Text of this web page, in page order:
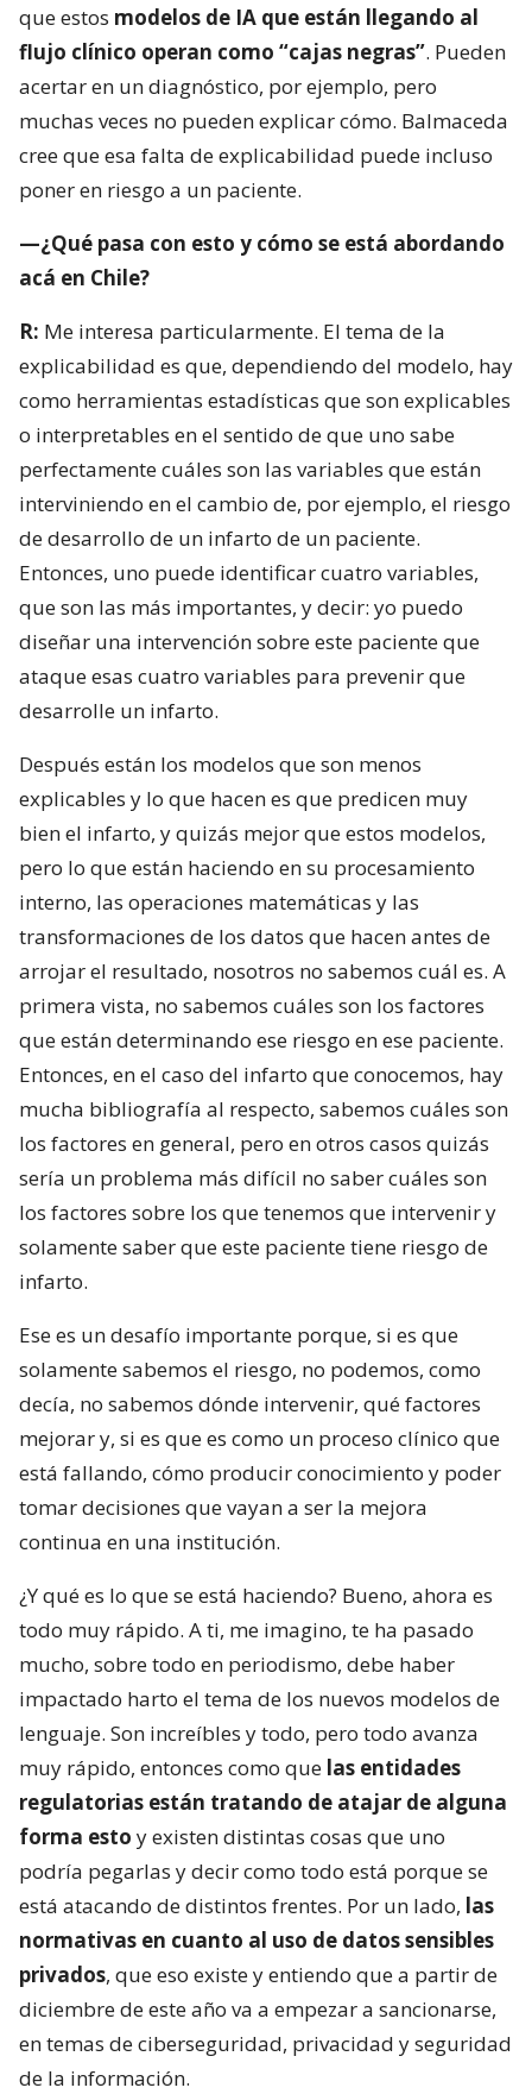
que estos modelos de IA que están llegando al
flujo clínico operan como “cajas negras”. Pueden
acertar en un diagnóstico, por ejemplo, pero
muchas veces no pueden explicar cómo. Balmaceda
cree que esa falta de explicabilidad puede incluso
poner en riesgo a un paciente.
—¿Qué pasa con esto y cómo se está abordando
acá en Chile?
R: Me interesa particularmente. El tema de la
explicabilidad es que, dependiendo del modelo, hay
como herramientas estadísticas que son explicables
o interpretables en el sentido de que uno sabe
perfectamente cuáles son las variables que están
interviniendo en el cambio de, por ejemplo, el riesgo
de desarrollo de un infarto de un paciente.
Entonces, uno puede identificar cuatro variables,
que son las más importantes, y decir: yo puedo
diseñar una intervención sobre este paciente que
ataque esas cuatro variables para prevenir que
desarrolle un infarto.
Después están los modelos que son menos
explicables y lo que hacen es que predicen muy
bien el infarto, y quizás mejor que estos modelos,
pero lo que están haciendo en su procesamiento
interno, las operaciones matemáticas y las
transformaciones de los datos que hacen antes de
arrojar el resultado, nosotros no sabemos cuál es. A
primera vista, no sabemos cuáles son los factores
que están determinando ese riesgo en ese paciente.
Entonces, en el caso del infarto que conocemos, hay
mucha bibliografía al respecto, sabemos cuáles son
los factores en general, pero en otros casos quizás
sería un problema más difícil no saber cuáles son
los factores sobre los que tenemos que intervenir y
solamente saber que este paciente tiene riesgo de
infarto.
Ese es un desafío importante porque, si es que
solamente sabemos el riesgo, no podemos, como
decía, no sabemos dónde intervenir, qué factores
mejorar y, si es que es como un proceso clínico que
está fallando, cómo producir conocimiento y poder
tomar decisiones que vayan a ser la mejora
continua en una institución.
¿Y qué es lo que se está haciendo? Bueno, ahora es
todo muy rápido. A ti, me imagino, te ha pasado
mucho, sobre todo en periodismo, debe haber
impactado harto el tema de los nuevos modelos de
lenguaje. Son increíbles y todo, pero todo avanza
muy rápido, entonces como que las entidades
regulatorias están tratando de atajar de alguna
forma esto y existen distintas cosas que uno
podría pegarlas y decir como todo está porque se
está atacando de distintos frentes. Por un lado, las
normativas en cuanto al uso de datos sensibles
privados, que eso existe y entiendo que a partir de
diciembre de este año va a empezar a sancionarse,
en temas de ciberseguridad, privacidad y seguridad
de la información.